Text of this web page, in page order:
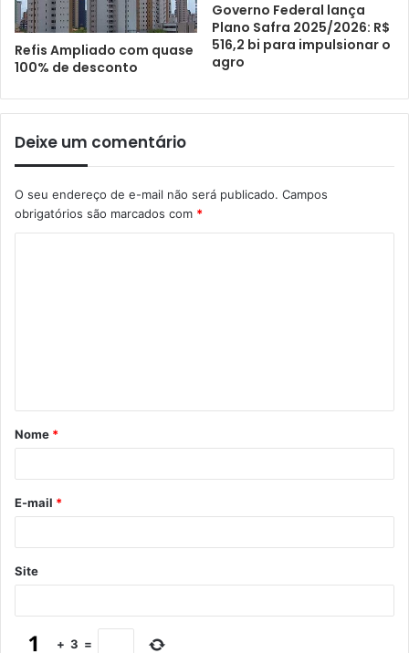
Refis Ampliado com quase
100% de desconto
Governo Federal lança
Plano Safra 2025/2026: R$
516,2 bi para impulsionar o
agro
Deixe um comentário
O seu endereço de e-mail não será publicado. Campos
obrigatórios são marcados com *
Nome *
E-mail *
Site
+ 3 =